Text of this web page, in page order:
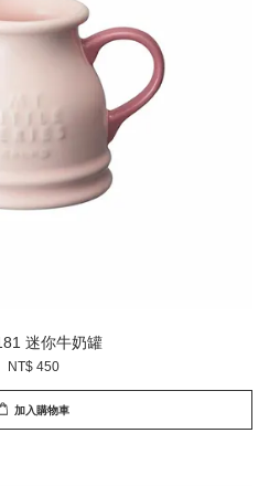
迷你牛奶罐
NT$ 450
加入購物車